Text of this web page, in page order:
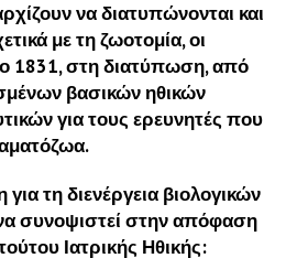
να διατυπώνονται και
με τη ζωοτομία, οι
1831, στη διατύπωση, από
βασικών ηθικών
για τους ερευνητές που
τη διενέργεια βιολογικών
συνοψιστεί στην απόφαση
Ιατρικής Ηθικής: